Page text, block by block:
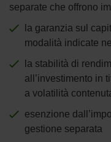
separate che offrono
la garanzia sul
modalità indicate
la stabilità di
all’investimento in
a volatilità
esenzione
gestione separata